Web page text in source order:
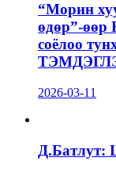
“Морин
өдөр”-
соёлоо
2026-03-11
Д.Батлут: